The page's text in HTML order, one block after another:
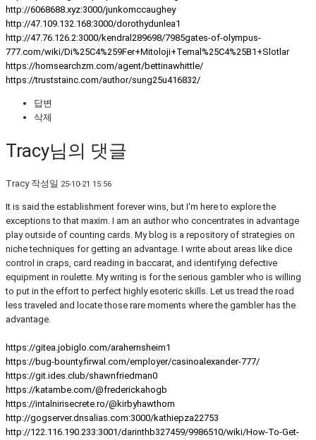
http://6068688.xyz:3000/junkomccaughey
http://47.109.132.168:3000/dorothydunlea1
http://47.76.126.2:3000/kendral289698/7985gates-of-olympus-
777.com/wiki/Di%25C4%259Fer+Mitoloji+Temal%25C4%25B1+Slotlar
https://homsearchzm.com/agent/bettinawhittle/
https://truststainc.com/author/sung25u416832/
답변
삭제
Tracy님의 댓글
Tracy 작성일 25-10-21 15:56
It is said the establishment forever wins, but I'm here to explore the
exceptions to that maxim. I am an author who concentrates in advantage
play outside of counting cards. My blog is a repository of strategies on
niche techniques for getting an advantage. I write about areas like dice
control in craps, card reading in baccarat, and identifying defective
equipment in roulette. My writing is for the serious gambler who is willing
to put in the effort to perfect highly esoteric skills. Let us tread the road
less traveled and locate those rare moments where the gambler has the
advantage.
https://gitea.jobiglo.com/arahernsheim1
https://bug-bounty.firwal.com/employer/casinoalexander-777/
https://git.ides.club/shawnfriedman0
https://katambe.com/@frederickahogb
https://intalnirisecrete.ro/@kirbyhawthorn
http://gogserver.dnsalias.com:3000/kathiepza22753
http://122.116.190.233:3001/darinthb327459/9986510/wiki/How-To-Get-